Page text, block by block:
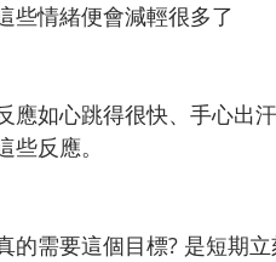
些情緒便會減輕很多了
應如心跳得很快、手心出
反應。
的需要這個目標? 是短期